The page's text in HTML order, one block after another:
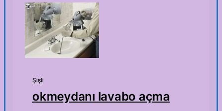
Şişli
okmeydanı lavabo açma